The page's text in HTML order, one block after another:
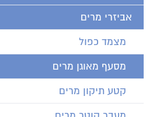
אביזרי מרים
מצמד כפול
מסעף מאוגן מרים
קטע תיקון מרים